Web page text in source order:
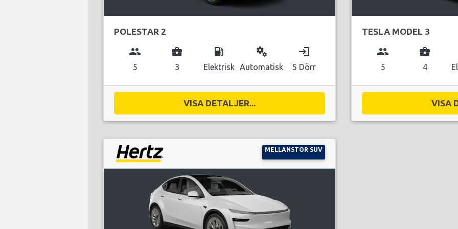
POLESTAR 2
group
5
business_center
3
local_gas_station
Elektrisk
miscellaneous_services
Automatisk
login
5 Dörr
VISA DETALJER...
TESLA MODEL 3
group
5
business_center
4
VISA
MELLANSTOR SUV